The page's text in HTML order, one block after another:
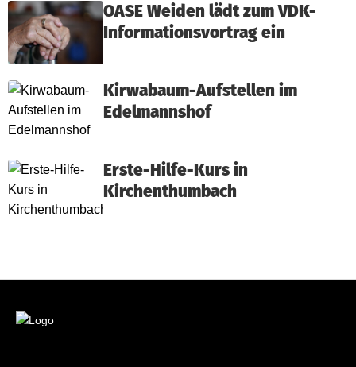
OASE Weiden lädt zum VDK-
Informationsvortrag ein
Kirwabaum-Aufstellen im
Edelmannshof
Erste-Hilfe-Kurs in
Kirchenthumbach